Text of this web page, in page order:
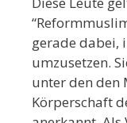
gerade dabei,
umzusetzen.
unter den den
Körperschaft